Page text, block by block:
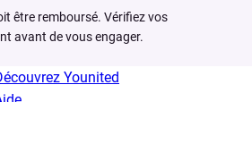
être remboursé. Vérifiez vos
avant de vous engager.
Younited